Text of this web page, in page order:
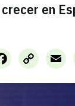
en
FacebookCopy
Link